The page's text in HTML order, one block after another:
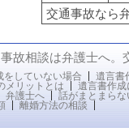
交通事故なら
故相談は弁護士へ。
をしていない場合
遺言書
メリットとは
遺言書作
弁護士へ
話がまとまら
離婚方法の相談